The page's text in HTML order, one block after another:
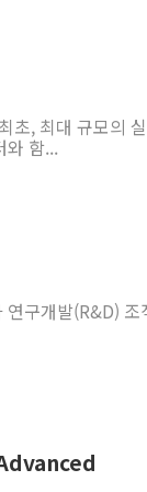
초, 최대 규모의
와 함...
구개발(R&D) 조